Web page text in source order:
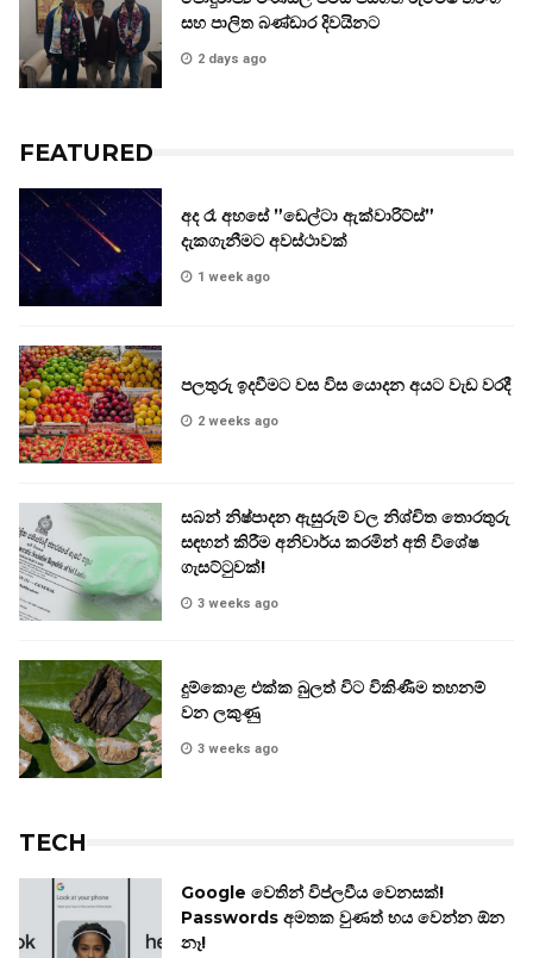
සහ පාලිත බණ්ඩාර දිවයිනට
2 days ago
FEATURED
අද රෑ අහසේ ”ඩෙල්ටා ඇක්වාරිට්ස්”
දැකගැනීමට අවස්ථාවක්
1 week ago
පලතුරු ඉදවීමට වස විස යොදන අයට වැඩ වරදී
2 weeks ago
සබන් නිෂ්පාදන ඇසුරුම් වල නිශ්චිත තොරතුරු
සඳහන් කිරීම අනිවාර්ය කරමින් අති විශේෂ
ගැසට්ටුවක්!
3 weeks ago
දුම්කොළ එක්ක බුලත් විට විකිණීම තහනම්
වන ලකුණු
3 weeks ago
TECH
Google වෙතින් විප්ලවීය වෙනසක්!
Passwords අමතක වුණත් භය වෙන්න ඕන
නෑ!